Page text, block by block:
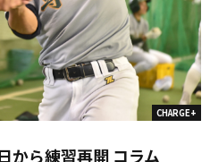
CHARGE+
から練習再開 コラム